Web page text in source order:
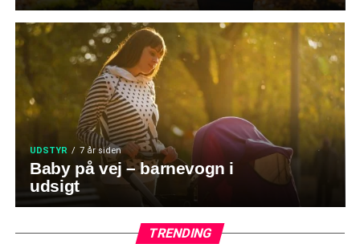
UDSTYR 7 år siden
Baby på vej – barnevogn i
udsigt
TRENDING